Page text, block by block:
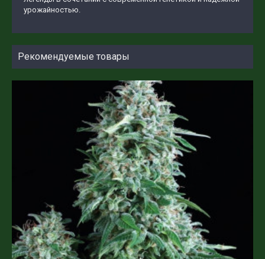
урожайностью.
Рекомендуемые товары